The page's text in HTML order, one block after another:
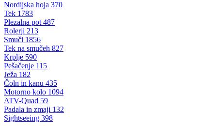
Nordijska hoja 370
Tek 1783
Plezalna pot 487
Rolerji 213
Smuči 1856
Tek na smučeh 827
Krplje 590
Pešačenje 115
Ježa 182
Čoln in kanu 435
Motorno kolo 1094
ATV-Quad 59
Padala in zmaji 132
Sightseeing 398